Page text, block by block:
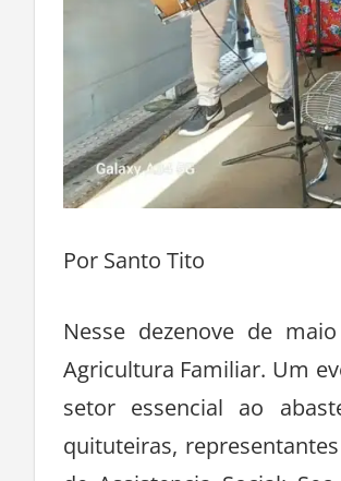
Por Santo Tito
Nesse dezenove de
Agricultura Familiar. Um
setor essencial ao
quituteiras,